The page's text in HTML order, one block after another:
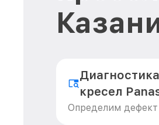
кресел
Определим дефект